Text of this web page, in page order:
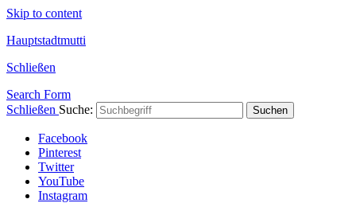
Skip to content
Hauptstadtmutti
Schließen
Search Form
Schließen Suche: Suchen
Facebook
Pinterest
Twitter
YouTube
Instagram